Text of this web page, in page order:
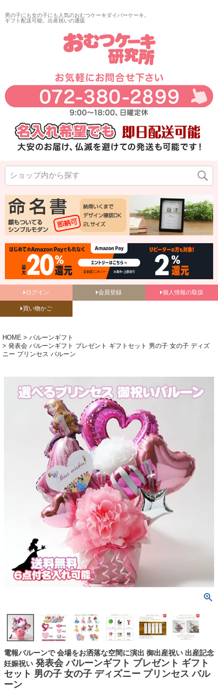
男の子にも女の子にも人気のおむつケーキダイパーケーキ。
ギフト配送可能。出産祝いの通販
ログイン 会員登録 個人情報の取扱
買い物かご
HOME
バルーンギフト
発表会 バルーンギフト プレゼント ギフトセット 男の子 女の子 ディズ
ニー プリンセス バルーン
電報バルーンで 会場をお洒落な空間に演出 御出産祝い 出産記念
妊娠祝い 発表会 バルーンギフト プレゼント ギフト
セット 男の子 女の子 ディズニー プリンセス バル
ーン